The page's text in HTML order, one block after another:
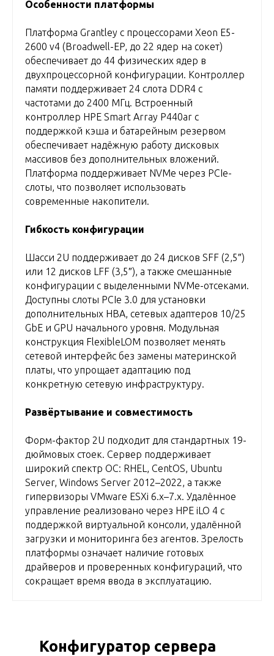
Особенности платформы
Платформа Grantley с процессорами Xeon E5-
2600 v4 (Broadwell-EP, до 22 ядер на сокет)
обеспечивает до 44 физических ядер в
двухпроцессорной конфигурации. Контроллер
памяти поддерживает 24 слота DDR4 с
частотами до 2400 МГц. Встроенный
контроллер HPE Smart Array P440ar с
поддержкой кэша и батарейным резервом
обеспечивает надёжную работу дисковых
массивов без дополнительных вложений.
Платформа поддерживает NVMe через PCIe-
слоты, что позволяет использовать
современные накопители.
Гибкость конфигурации
Шасси 2U поддерживает до 24 дисков SFF (2,5″)
или 12 дисков LFF (3,5″), а также смешанные
конфигурации с выделенными NVMe-отсеками.
Доступны слоты PCIe 3.0 для установки
дополнительных HBA, сетевых адаптеров 10/25
GbE и GPU начального уровня. Модульная
конструкция FlexibleLOM позволяет менять
сетевой интерфейс без замены материнской
платы, что упрощает адаптацию под
конкретную сетевую инфраструктуру.
Развёртывание и совместимость
Форм-фактор 2U подходит для стандартных 19-
дюймовых стоек. Сервер поддерживает
широкий спектр ОС: RHEL, CentOS, Ubuntu
Server, Windows Server 2012–2022, а также
гипервизоры VMware ESXi 6.x–7.x. Удалённое
управление реализовано через HPE iLO 4 с
поддержкой виртуальной консоли, удалённой
загрузки и мониторинга без агентов. Зрелость
платформы означает наличие готовых
драйверов и проверенных конфигураций, что
сокращает время ввода в эксплуатацию.
Конфигуратор сервера